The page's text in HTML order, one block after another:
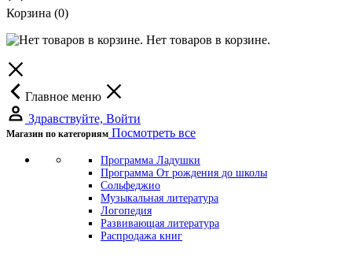
Корзина (0)
Нет товаров в корзине.
Главное меню
Здравствуйте, Войти
Магазин по категориям Посмотреть все
Программа Ладушки
Программа От рождения до школы
Сольфеджио
Музыкальная литература
Логопедия
Развивающая литература
Распродажа книг